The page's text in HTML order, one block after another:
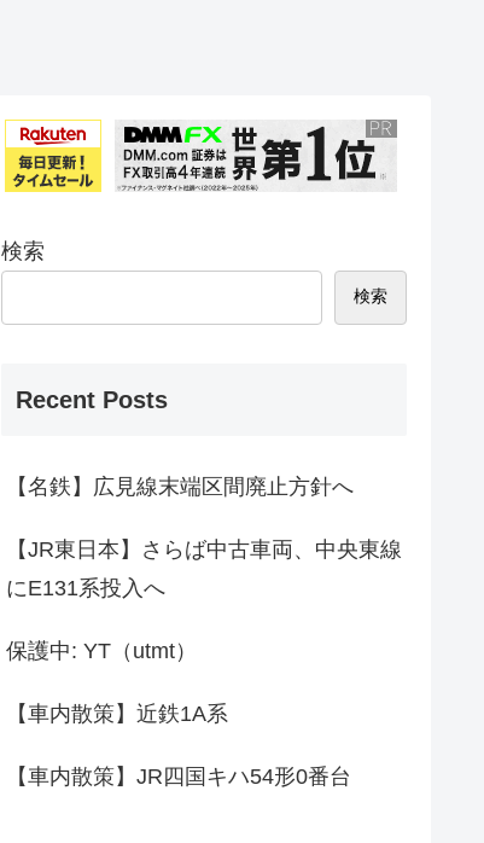
検索
検索
Recent Posts
【名鉄】広見線末端区間廃止方針へ
【JR東日本】さらば中古車両、中央東線
にE131系投入へ
保護中: YT（utmt）
【車内散策】近鉄1A系
【車内散策】JR四国キハ54形0番台